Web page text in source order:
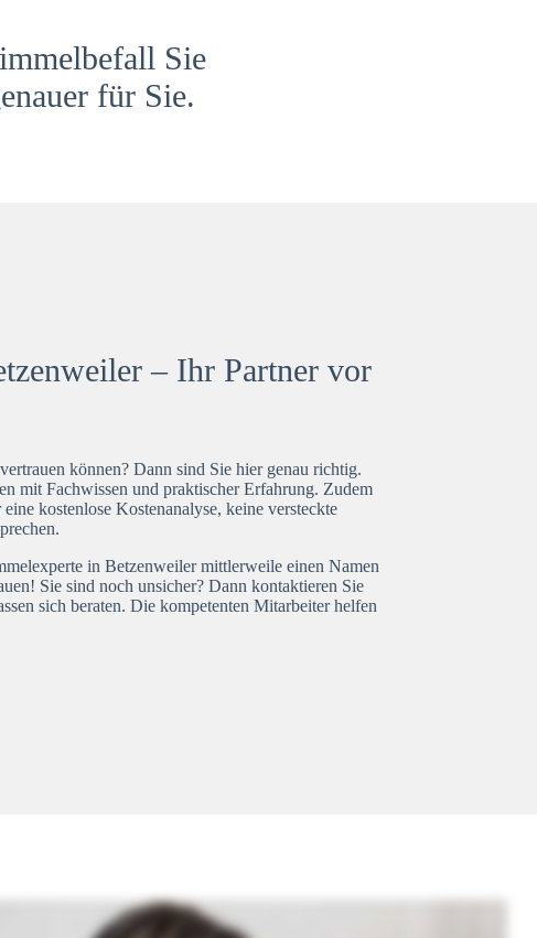
Sie
für Sie.
– Ihr Partner vor
können? Dann sind Sie hier genau richtig.
mit Fachwissen und praktischer Erfahrung. Zudem
kostenlose Kostenanalyse, keine versteckte
in Betzenweiler mittlerweile einen Namen
Sie sind noch unsicher? Dann kontaktieren Sie
sich beraten. Die kompetenten Mitarbeiter helfen